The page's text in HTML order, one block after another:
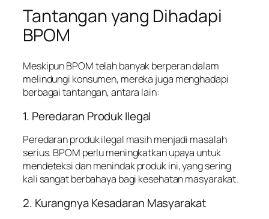
Tantangan yang Dihadapi
BPOM
Meskipun BPOM telah banyak berperan dalam
melindungi konsumen, mereka juga menghadapi
berbagai tantangan, antara lain:
1. Peredaran Produk Ilegal
Peredaran produk ilegal masih menjadi masalah
serius. BPOM perlu meningkatkan upaya untuk
mendeteksi dan menindak produk ini, yang sering
kali sangat berbahaya bagi kesehatan masyarakat.
2. Kurangnya Kesadaran Masyarakat